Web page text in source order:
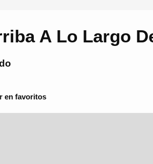
A Lo Largo
en favoritos